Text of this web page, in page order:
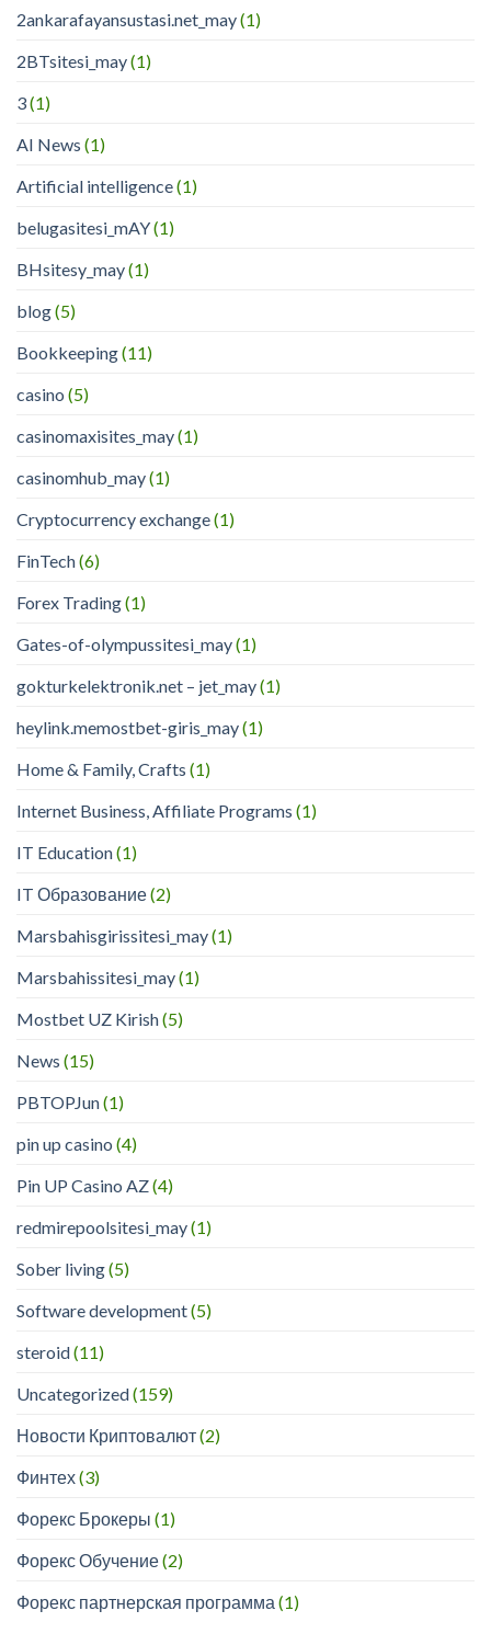
2ankarafayansustasi.net_may(1)
2BTsitesi_may(1)
3(1)
AI News (1)
Artificial intelligence(1)
belugasitesi_mAY(1)
BHsitesy_may(1)
blog(5)
Bookkeeping(11)
casino (5)
casinomaxisites_may(1)
casinomhub_may(1)
Cryptocurrency exchange(1)
FinTech(6)
Forex Trading(1)
Gates-of-olympussitesi_may(1)
gokturkelektronik.net – jet_may(1)
heylink.memostbet-giris_may(1)
Home & Family, Crafts (1)
Internet Business, Affiliate Programs (1)
IT Education(1)
IT Образование(2)
Marsbahisgirissitesi_may(1)
Marsbahissitesi_may(1)
Mostbet UZ Kirish(5)
News (15)
PBTOPJun(1)
pin up casino (4)
Pin UP Casino AZ(4)
redmirepoolsitesi_may(1)
Sober living(5)
Software development(5)
steroid(11)
Uncategorized(159)
Новости Криптовалют(2)
Финтех(3)
Форекс Брокеры (1)
Форекс Обучение(2)
Форекс партнерская программа (1)